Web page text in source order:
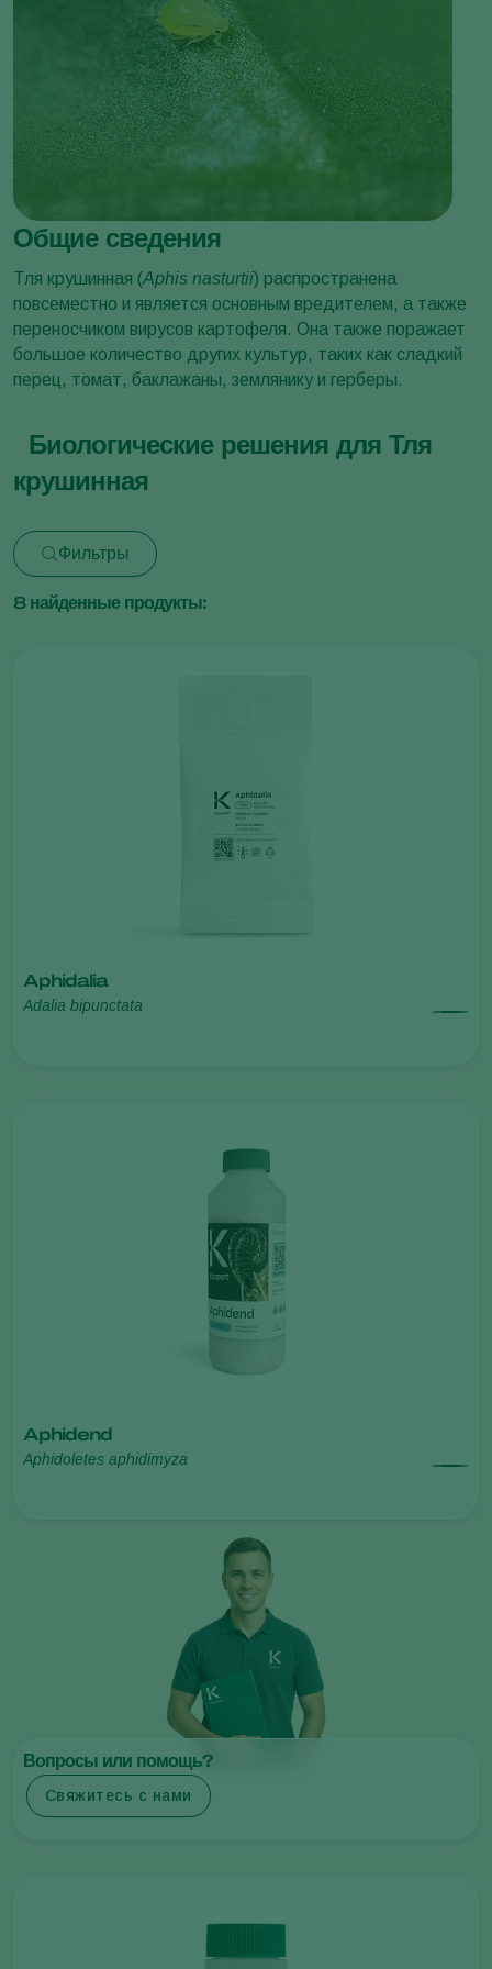
Общие сведения
Тля крушинная (Aphis nasturtii) распространена
повсеместно и является основным вредителем, а также
переносчиком вирусов картофеля. Она также поражает
большое количество других культур, таких как сладкий
перец, томат, баклажаны, землянику и герберы.
Биологические решения для Тля
крушинная
Фильтры
8найденные продукты:
Aphidalia
Adalia bipunctata
Aphidend
Aphidoletes aphidimyza
Вопросы или помощь?
Свяжитесь с нами